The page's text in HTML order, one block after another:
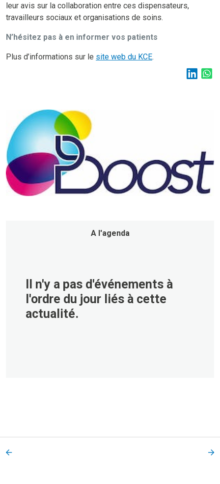
leur avis sur la collaboration entre ces dispensateurs,
travailleurs sociaux et organisations de soins.
N’hésitez pas à en informer vos patients
Plus d’informations sur le site web du KCE.
A l'agenda
Il n'y a pas d'événements à
l'ordre du jour liés à cette
actualité.